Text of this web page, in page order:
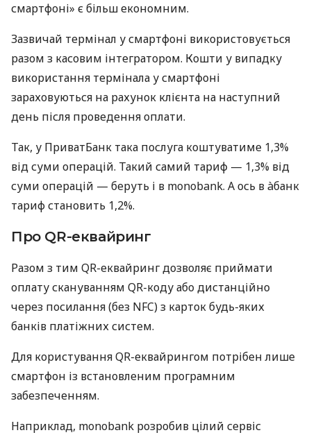
смартфоні» є більш економним.
Зазвичай термінал у смартфоні використовується
разом з касовим інтегратором. Кошти у випадку
використання термінала у смартфоні
зараховуються на рахунок клієнта на наступний
день після проведення оплати.
Так, у ПриватБанк така послуга коштуватиме 1,3%
від суми операцій. Такий самий тариф — 1,3% від
суми операцій — беруть і в monobank. А ось в àбанк
тариф становить 1,2%.
Про QR-еквайринг
Разом з тим QR-еквайринг дозволяє приймати
оплату скануванням QR-коду або дистанційно
через посилання (без NFC) з карток будь-яких
банків платіжних систем.
Для користування QR-еквайрингом потрібен лише
смартфон із встановленим програмним
забезпеченням.
Наприклад, monobank розробив цілий сервіс